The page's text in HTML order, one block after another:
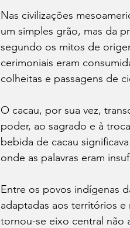
Nas civilizações
um simples grão, mas da
segundo os mitos de
cerimoniais eram
colheitas e passagens de
O cacau, por sua vez,
poder, ao sagrado e à
bebida de cacau
onde as palavras eram
Entre os povos indígenas
adaptadas aos territórios
tornou-se eixo central não